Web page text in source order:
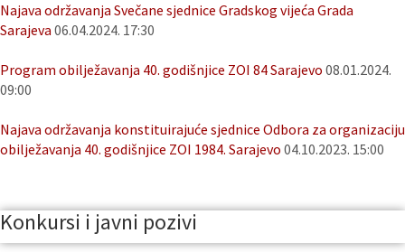
Najava održavanja Svečane sjednice Gradskog vijeća Grada
Sarajeva 06.04.2024. 17:30
Program obilježavanja 40. godišnjice ZOI 84 Sarajevo 08.01.2024.
09:00
Najava održavanja konstituirajuće sjednice Odbora za organizaciju
obilježavanja 40. godišnjice ZOI 1984. Sarajevo 04.10.2023. 15:00
Konkursi i javni pozivi